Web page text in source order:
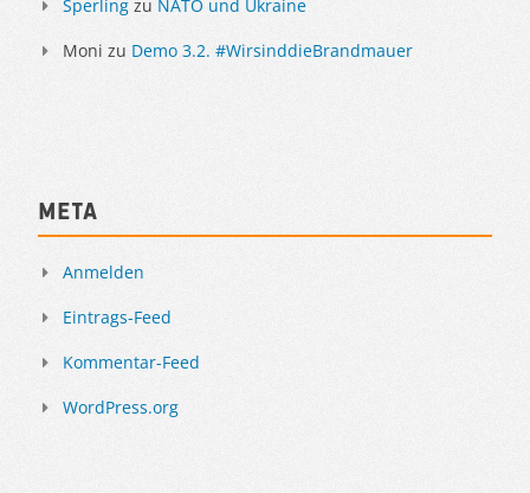
Sperling zu NATO und Ukraine
Moni zu Demo 3.2. #WirsinddieBrandmauer
Meta
Anmelden
Eintrags-Feed
Kommentar-Feed
WordPress.org